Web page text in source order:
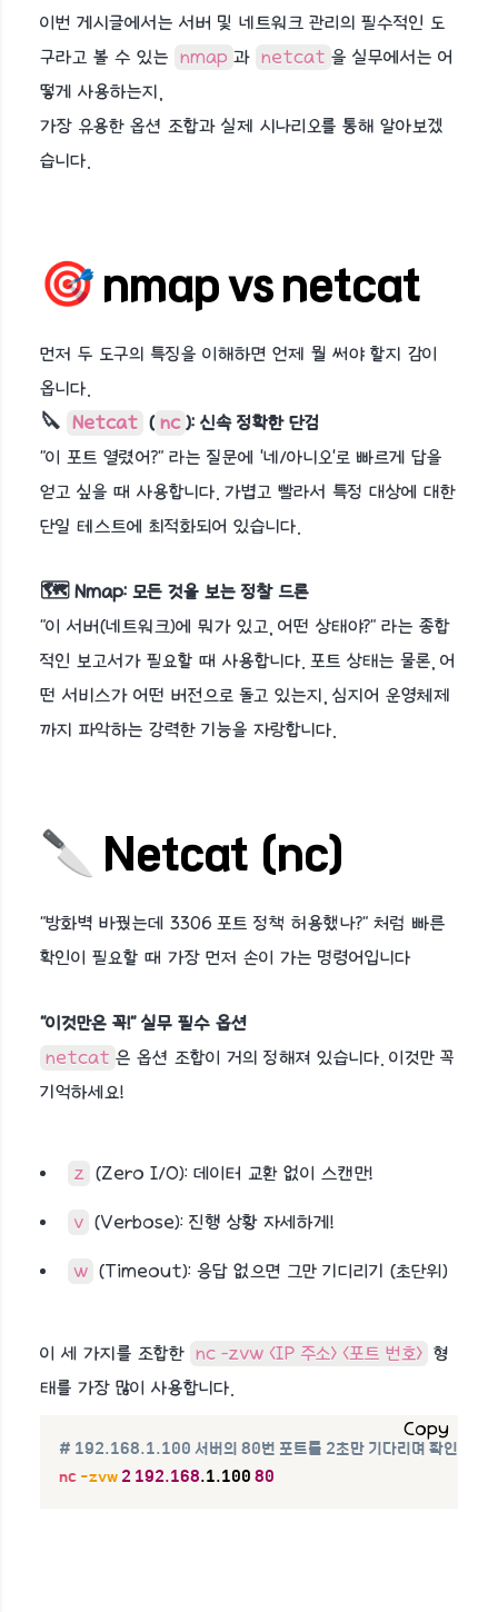
이번 게시글에서는 서버 및 네트워크 관리의 필수적인 도
구라고 볼 수 있는 nmap 과 netcat 을 실무에서는 어
떻게 사용하는지,
가장 유용한 옵션 조합과 실제 시나리오를 통해 알아보겠
습니다.
🎯 nmap vs netcat
먼저 두 도구의 특징을 이해하면 언제 뭘 써야 할지 감이
옵니다.
🔪 Netcat ( nc ): 신속 정확한 단검
"이 포트 열렸어?" 라는 질문에 '네/아니오'로 빠르게 답을
얻고 싶을 때 사용합니다. 가볍고 빨라서 특정 대상에 대한
단일 테스트에 최적화되어 있습니다.
🗺️ Nmap: 모든 것을 보는 정찰 드론
"이 서버(네트워크)에 뭐가 있고, 어떤 상태야?" 라는 종합
적인 보고서가 필요할 때 사용합니다. 포트 상태는 물론, 어
떤 서비스가 어떤 버전으로 돌고 있는지, 심지어 운영체제
까지 파악하는 강력한 기능을 자랑합니다.
🔪 Netcat (nc)
"방화벽 바꿨는데 3306 포트 정책 허용했나?" 처럼 빠른
확인이 필요할 때 가장 먼저 손이 가는 명령어입니다
"이것만은 꼭!" 실무 필수 옵션
netcat 은 옵션 조합이 거의 정해져 있습니다. 이것만 꼭
기억하세요!
z (Zero I/O): 데이터 교환 없이 스캔만!
v (Verbose): 진행 상황 자세하게!
w (Timeout): 응답 없으면 그만 기디리기 (초단위)
이 세 가지를 조합한 nc -zvw <IP 주소> <포트 번호> 형
태를 가장 많이 사용합니다.
# 192.168.1.100 서버의 80번 포트를 2초만 기다리며 확인
nc -zvw 2 192.168.1.100 80
Copy